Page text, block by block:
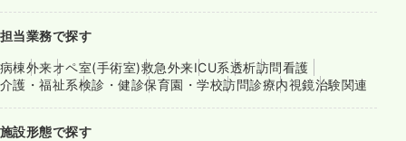
担当業務で探す
病棟外来オペ室(手術室)救急外来ICU系透析訪問看護
介護・福祉系検診・健診保育園・学校訪問診療内視鏡治験関連
施設形態で探す